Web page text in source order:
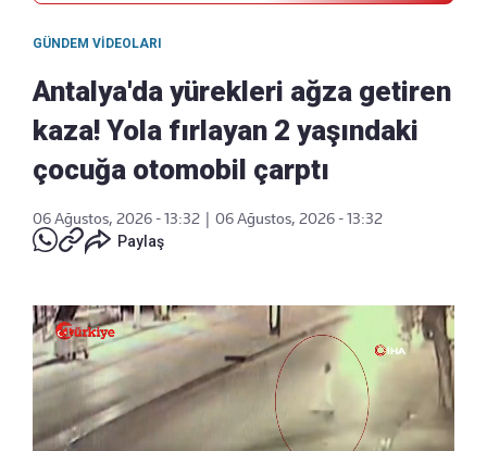
GÜNDEM VIDEOLARI
Antalya'da yürekleri ağza getiren
kaza! Yola fırlayan 2 yaşındaki
çocuğa otomobil çarptı
06 Ağustos, 2026 - 13:32
06 Ağustos, 2026 - 13:32
Paylaş